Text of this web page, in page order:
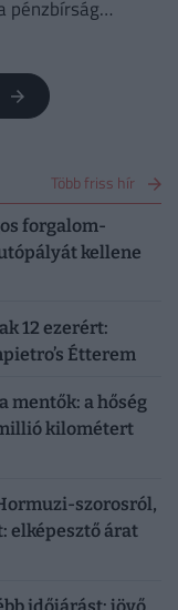
pénzbírság
Több friss hír
forgalom-
kellene
12 ezerért:
Étterem
mentők: a hőség
kilométert
szorosról,
elképesztő árat